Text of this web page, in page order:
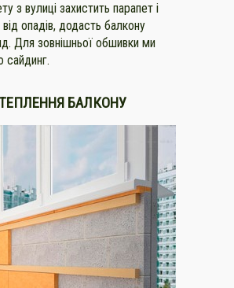
з вулиці захистить парапет і
опадів, додасть балкону
Для зовнішньої обшивки ми
сайдинг.
БАЛКОНУ